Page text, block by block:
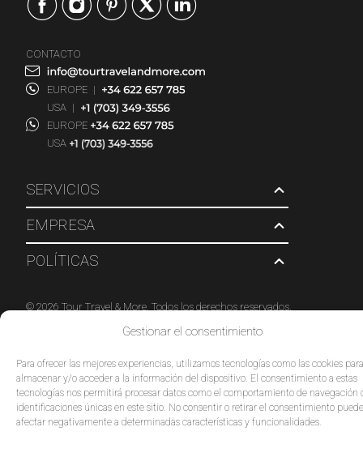
Gestionar el consentimiento
Para ofrecer las mejores experiencias, utilizamos tecnologías como las cookies para
almacenar y/o acceder a la información del dispositivo. El consentimiento a estas
tecnologías nos permitirá procesar datos como el comportamiento de navegación
identificaciones únicas en este sitio. No consentir o retirar el consentimiento puede
afectar negativamente a determinadas características y funcionalidades.
SERVICIOS
EMPRESA
POLÍTICAS
CONTACTO
EUROPE |
USA |
EUROPE
USA
© 2026 Tour Travel & More. Todos los derechos reservados.